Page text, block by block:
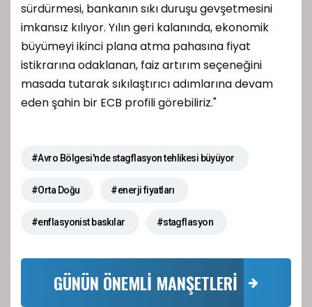
sürdürmesi, bankanın sıkı duruşu gevşetmesini
imkansız kılıyor. Yılın geri kalanında, ekonomik
büyümeyi ikinci plana atma pahasına fiyat
istikrarına odaklanan, faiz artırım seçeneğini
masada tutarak sıkılaştırıcı adımlarına devam
eden şahin bir ECB profili görebiliriz."
#Avro Bölgesi'nde stagflasyon tehlikesi büyüyor
#Orta Doğu #enerji fiyatları
#enflasyonist baskılar #stagflasyon
GÜNÜN ÖNEMLİ MANŞETLERİ